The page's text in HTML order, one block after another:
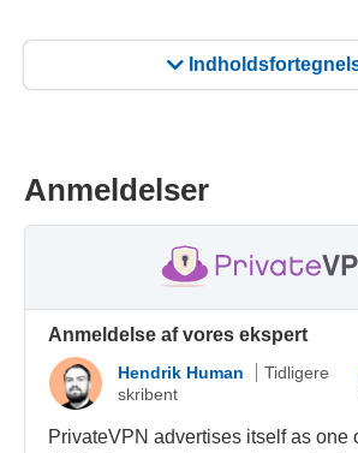
Anmeldelser
Anmeldelse af vores ekspert
Hendrik Human
Tidligere
skribent
PrivateVPN advertises itself as one